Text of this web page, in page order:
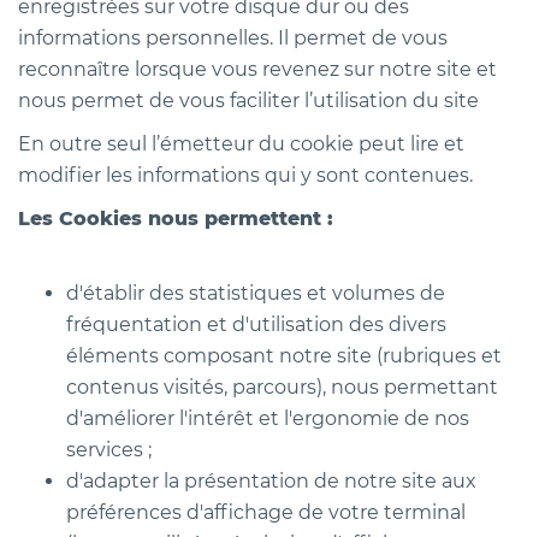
enregistrées sur votre disque dur ou des
informations personnelles. Il permet de vous
reconnaître lorsque vous revenez sur notre site et
nous permet de vous faciliter l’utilisation du site
En outre seul l’émetteur du cookie peut lire et
modifier les informations qui y sont contenues.
Les Cookies nous permettent :
d'établir des statistiques et volumes de
fréquentation et d'utilisation des divers
éléments composant notre site (rubriques et
contenus visités, parcours), nous permettant
d'améliorer l'intérêt et l'ergonomie de nos
services ;
d'adapter la présentation de notre site aux
préférences d'affichage de votre terminal